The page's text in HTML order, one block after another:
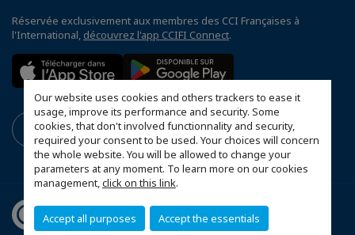
Our website uses cookies and others trackers to ease it
usage, improve its performance and security. Some
cookies, that don't involved functionnality and security,
required your consent to be used. Your choices will concern
the whole website. You will be allowed to change your
parameters at any moment. To learn more on our cookies
management,click on this link.
Accept all purposes Accept the essentials
Réservée exclusivement aux membres des CCI Françaises à
l'International, découvrez l'app CCIFI Connect.